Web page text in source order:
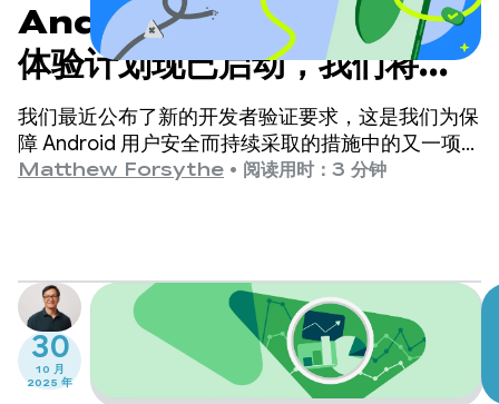
Android 开发者验证：抢先
体验计划现已启动，我们将继
续根据您的反馈进行改进
我们最近公布了新的开发者验证要求，这是我们为保
障 Android 用户安全而持续采取的措施中的又一项。
我们深知，只有考虑到用户使用我们工具的各种方
Matthew Forsythe • 阅读用时：3 分钟
30
10 月
2025 年